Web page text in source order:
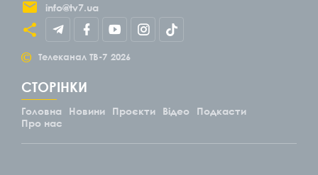
info@tv7.ua
© Телеканал ТВ-7 2026
СТОРІНКИ
Головна Новини Проєкти Відео
Подкасти
Про нас